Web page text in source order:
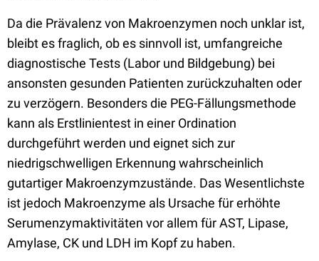
Da die Prävalenz von Makroenzymen noch unklar ist,
bleibt es fraglich, ob es sinnvoll ist, umfangreiche
diagnostische Tests (Labor und Bildgebung) bei
ansonsten gesunden Patienten zurückzuhalten oder
zu verzögern. Besonders die PEG-Fällungsmethode
kann als Erstlinientest in einer Ordination
durchgeführt werden und eignet sich zur
niedrigschwelligen Erkennung wahrscheinlich
gutartiger Makroenzymzustände. Das Wesentlichste
ist jedoch Makroenzyme als Ursache für erhöhte
Serumenzymaktivitäten vor allem für AST, Lipase,
Amylase, CK und LDH im Kopf zu haben.